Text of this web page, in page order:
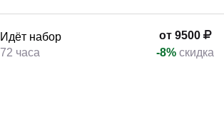
Идёт набор
72 часа
от 9500
-8% скидка